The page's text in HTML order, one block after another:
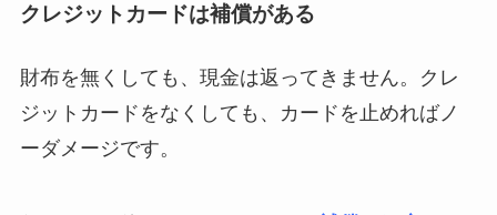
クレジットカードは補償がある
財布を無くしても、現金は返ってきません。クレ
ジットカードをなくしても、カードを止めればノ
ーダメージです。